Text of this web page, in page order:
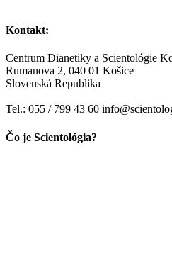
Kontakt:
Centrum Dianetiky a Scientológie
Rumanova 2, 040 01 Košice
Slovenská Republika
Tel.: 055 / 799 43 60
Čo je Scientológia?